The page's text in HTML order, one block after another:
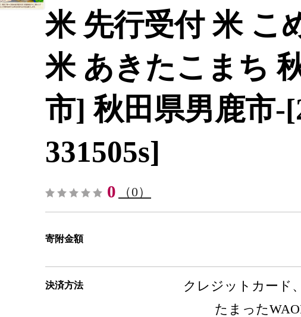
米 先行受付 米 こ
米 あきたこまち
市] 秋田県男鹿市-
331505s]
0 （0）
寄附金額
決済方法
クレジットカード
たまった